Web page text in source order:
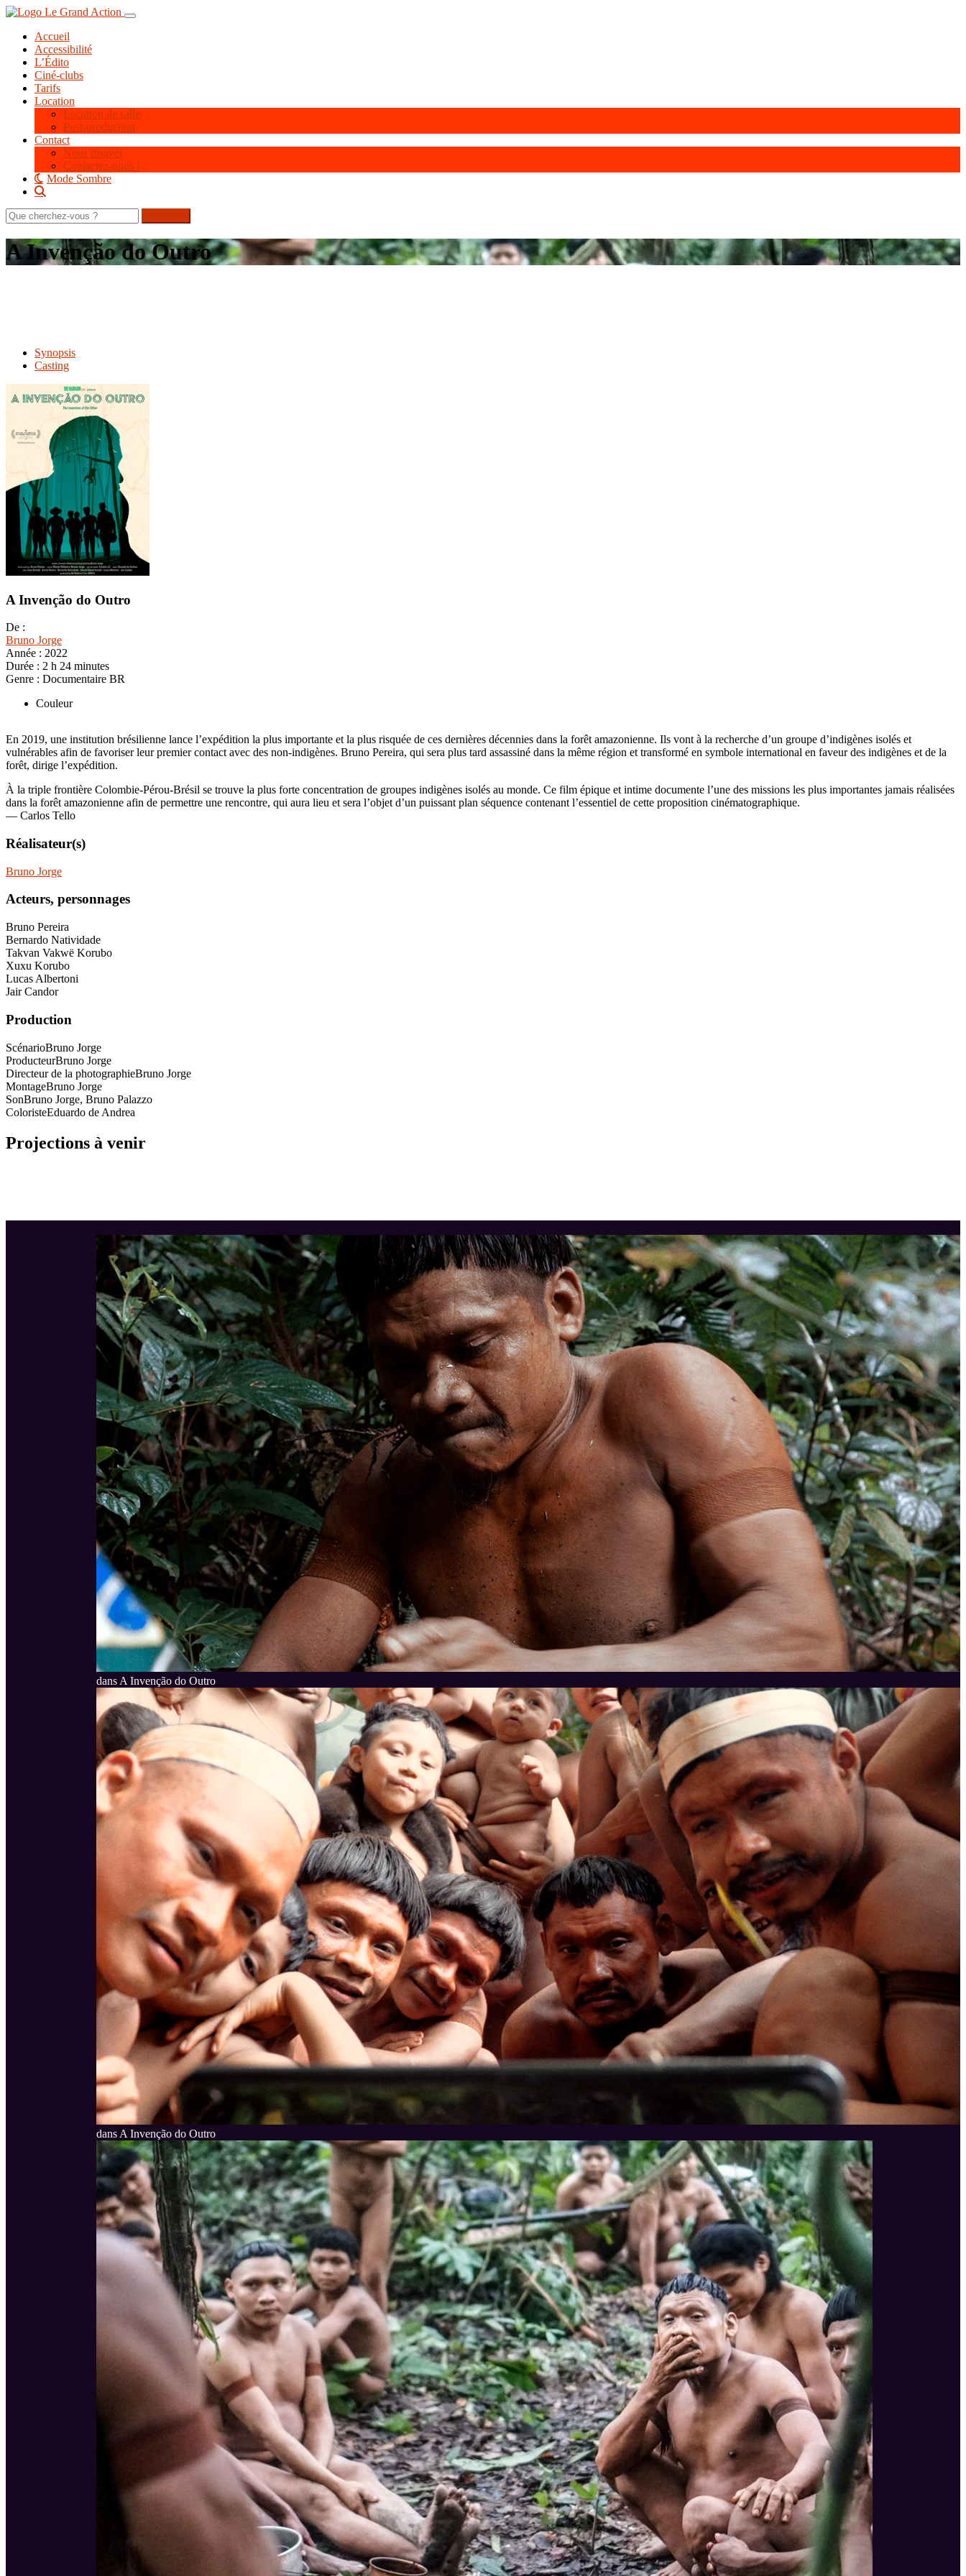
Aller
contenu
principal
Toggle navigation
Accueil
Accessibilité
L’Édito
Ciné-clubs
Tarifs
Location
Location de salle
Post-production
Contact
Nous trouver
Contactez-nous !
Mode Sombre
Rechercher
sur
le
site
A Invenção do Outro
Synopsis
Casting
A Invenção do Outro
De :
Bruno Jorge
Année : 2022
Durée : 2 h 24 minutes
Genre : Documentaire BR
Couleur
En 2019, une institution brésilienne lance l’expédition la plus importante et la plus risquée de ces dernières décennies dans la forêt amazonienne. Ils vont à la recherche d’un groupe d’indigènes isolés et
vulnérables afin de favoriser leur premier contact avec des non-indigènes. Bruno Pereira, qui sera plus tard assassiné dans la même région et transformé en symbole international en faveur des indigènes et de la
forêt, dirige l’expédition.
À la triple frontière Colombie-Pérou-Brésil se trouve la plus forte concentration de groupes indigènes isolés au monde. Ce film épique et intime documente l’une des missions les plus importantes jamais réalisées
dans la forêt amazonienne afin de permettre une rencontre, qui aura lieu et sera l’objet d’un puissant plan séquence contenant l’essentiel de cette proposition cinématographique.
— Carlos Tello
Réalisateur(s)
Bruno Jorge
Acteurs, personnages
Bruno Pereira
Bernardo Natividade
Takvan Vakwë Korubo
Xuxu Korubo
Lucas Albertoni
Jair Candor
Production
ScénarioBruno Jorge
ProducteurBruno Jorge
Directeur de la photographieBruno Jorge
MontageBruno Jorge
SonBruno Jorge, Bruno Palazzo
ColoristeEduardo de Andrea
Projections à venir
dans A Invenção do Outro
dans A Invenção do Outro